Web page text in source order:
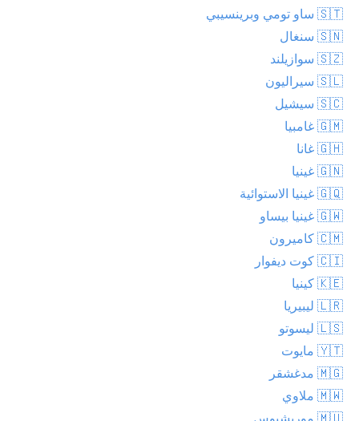
🇸🇹 ساو تومي وبرينسيبي
🇸🇳 سنغال
🇸🇿 سوازيلند
🇸🇱 سيراليون
🇸🇨 سيشيل
🇬🇲 غامبيا
🇬🇭 غانا
🇬🇳 غينيا
🇬🇶 غينيا الاستوائية
🇬🇼 غينيا بيساو
🇨🇲 كاميرون
🇨🇮 كوت ديفوار
🇰🇪 كينيا
🇱🇷 ليبيريا
🇱🇸 ليسوتو
🇾🇹 مايوت
🇲🇬 مدغشقر
🇲🇼 ملاوي
🇲🇺 موريشيوس